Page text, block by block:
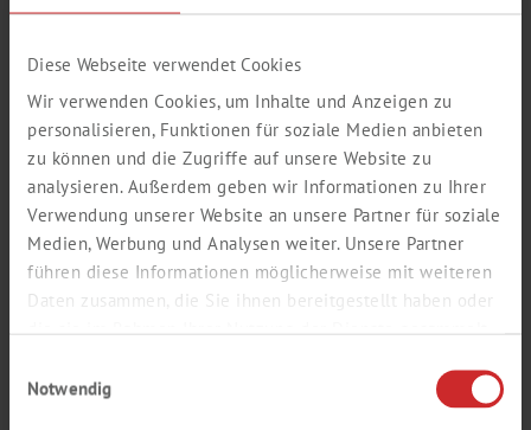
Diese Webseite verwendet Cookies
Wir verwenden Cookies, um Inhalte und Anzeigen zu
personalisieren, Funktionen für soziale Medien anbieten
zu können und die Zugriffe auf unsere Website zu
analysieren. Außerdem geben wir Informationen zu Ihrer
Verwendung unserer Website an unsere Partner für soziale
Medien, Werbung und Analysen weiter. Unsere Partner
führen diese Informationen möglicherweise mit weiteren
Daten zusammen, die Sie ihnen bereitgestellt haben oder
Notwendig
There are the following different types of caps available:
Plain caps with a 10 mm center hole
for standard applications. They are available in several
colours on request....
Caps
PK
Giriş / kayıt için
In den Warenkorb
Sipariş numaras 7608140